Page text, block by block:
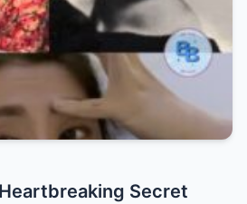
Heartbreaking Secret